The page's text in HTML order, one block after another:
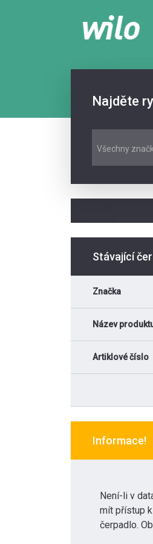
Najděte
Všechny
Stávající
Značka
Název
Artiklové číslo
Informace!
Není-li v
mít přístup
čerpadlo.